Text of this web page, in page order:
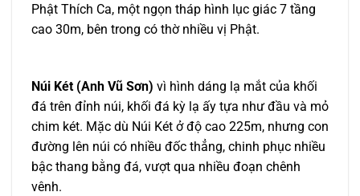
Phật Thích Ca, một ngọn tháp hình lục giác 7 tầng
cao 30m, bên trong có thờ nhiều vị Phật.
Núi Két (Anh Vũ Sơn) vì hình dáng lạ mắt của khối
đá trên đỉnh núi, khối đá kỳ lạ ấy tựa như đầu và mỏ
chim két. Mặc dù Núi Két ở độ cao 225m, nhưng con
đường lên núi có nhiều đốc thẳng, chinh phục nhiều
bậc thang bằng đá, vượt qua nhiều đoạn chênh
vênh.